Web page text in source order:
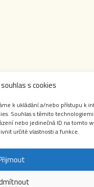
s cookies
k ukládání a/nebo přístupu k
Souhlas s těmito
nebo jedinečná ID na tomto
určité vlastnosti a funkce.